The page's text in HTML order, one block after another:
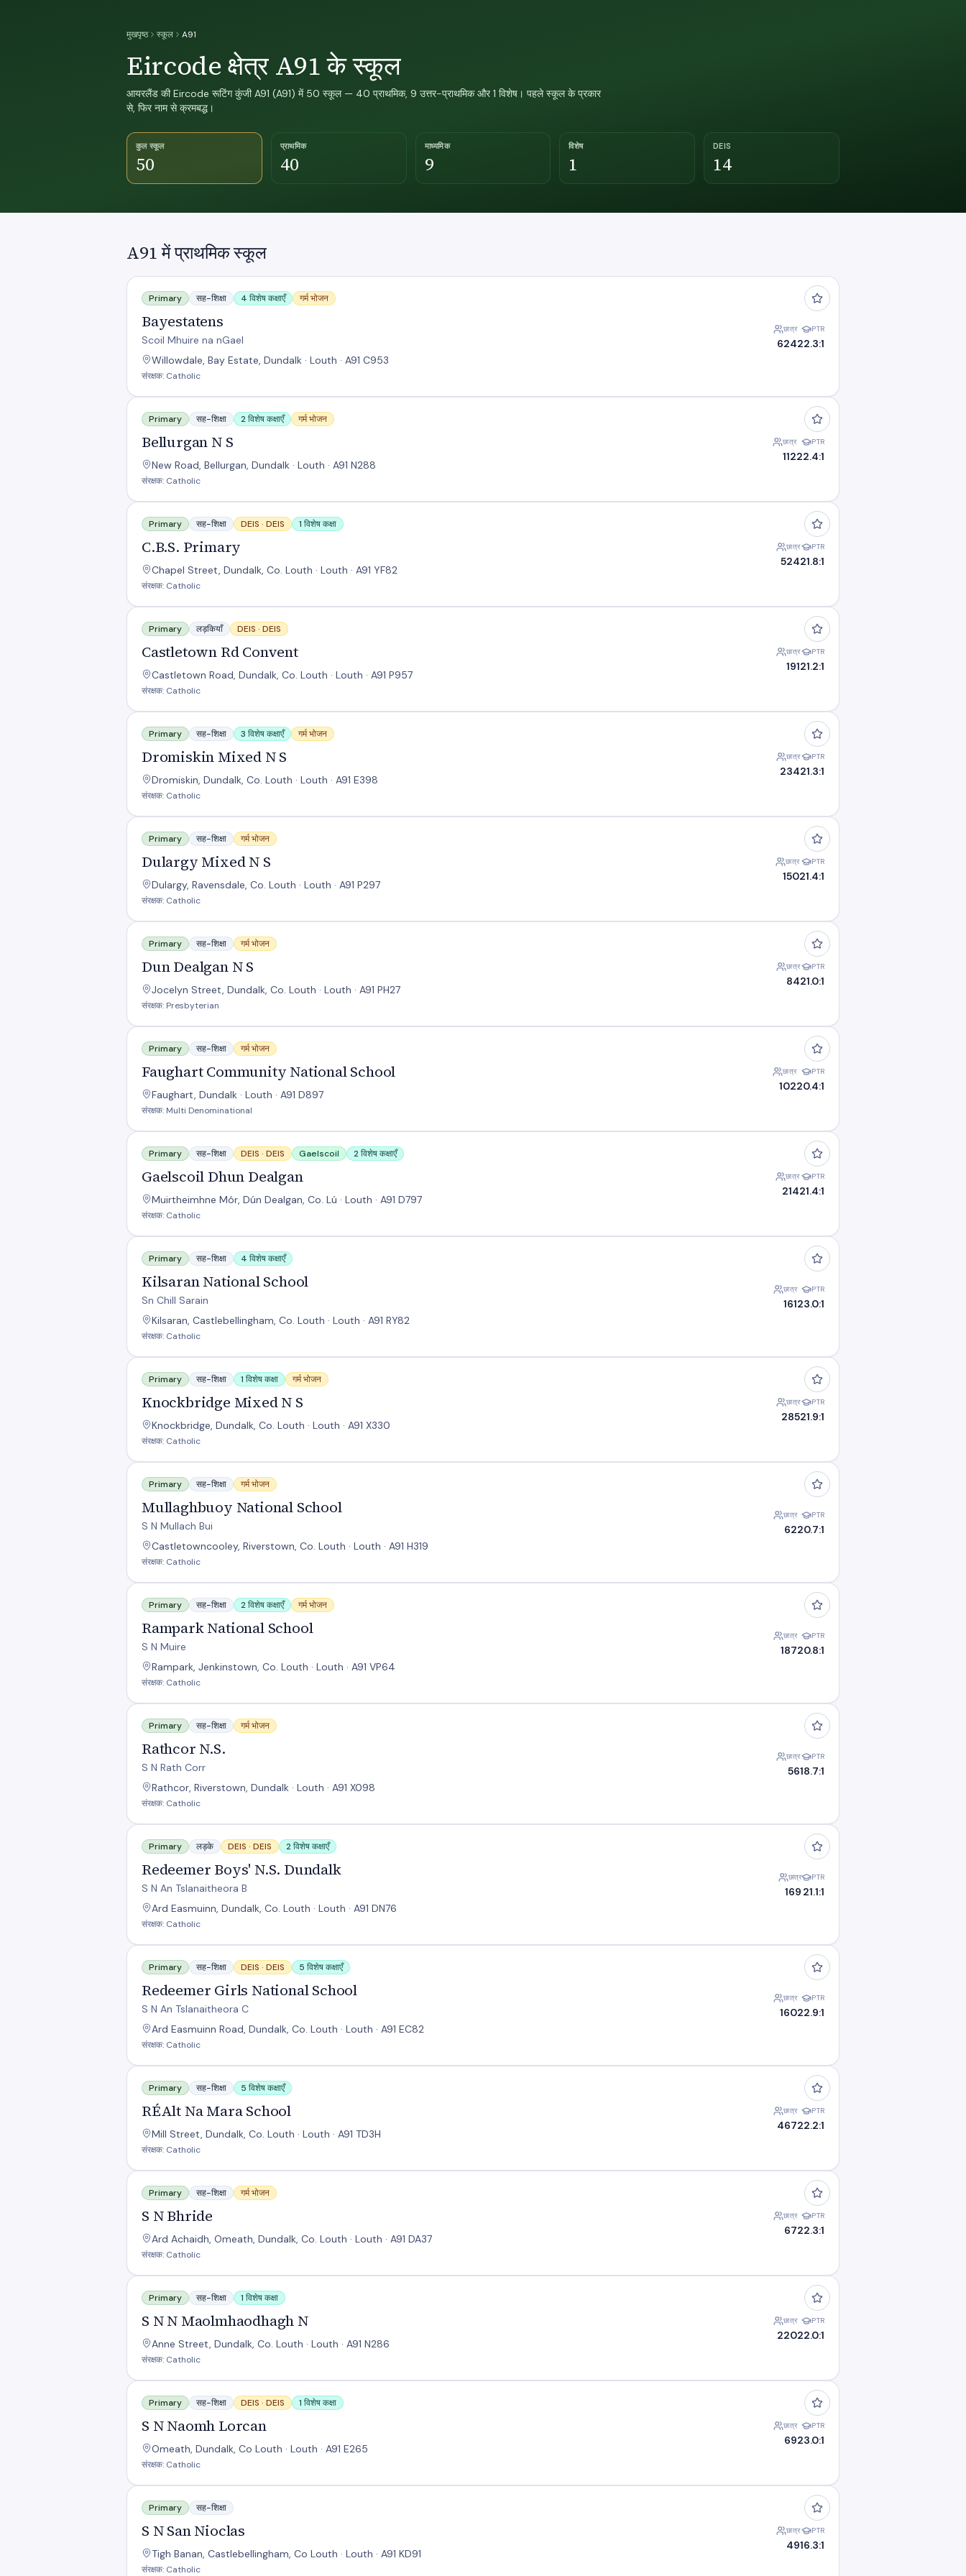
मुखपृष्ठ स्कूल A91
Eircode क्षेत्र A91 के स्कूल
आयरलैंड की Eircode रूटिंग कुंजी A91 (A91) में 50 स्कूल — 40 प्राथमिक, 9 उत्तर-प्राथमिक और 1 विशेष। पहले स्कूल के प्रकार
से, फिर नाम से क्रमबद्ध।
कुल स्कूल
50
प्राथमिक
40
माध्यमिक
9
विशेष
1
DEIS
14
A91 में प्राथमिक स्कूल
Bayestatens
Primary सह-शिक्षा 4 विशेष कक्षाएँ गर्म भोजन
Bayestatens
Scoil Mhuire na nGael
Willowdale, Bay Estate, Dundalk · Louth · A91 C953
संरक्षक: Catholic
छात्र
624
PTR
22.3:1
Bellurgan N S
Primary सह-शिक्षा 2 विशेष कक्षाएँ गर्म भोजन
Bellurgan N S
New Road, Bellurgan, Dundalk · Louth · A91 N288
संरक्षक: Catholic
छात्र
112
PTR
22.4:1
C.B.S. Primary
Primary सह-शिक्षा DEIS · DEIS 1 विशेष कक्षा
C.B.S. Primary
Chapel Street, Dundalk, Co. Louth · Louth · A91 YF82
संरक्षक: Catholic
छात्र
524
PTR
21.8:1
Castletown Rd Convent
Primary लड़कियाँ DEIS · DEIS
Castletown Rd Convent
Castletown Road, Dundalk, Co. Louth · Louth · A91 P957
संरक्षक: Catholic
छात्र
191
PTR
21.2:1
Dromiskin Mixed N S
Primary सह-शिक्षा 3 विशेष कक्षाएँ गर्म भोजन
Dromiskin Mixed N S
Dromiskin, Dundalk, Co. Louth · Louth · A91 E398
संरक्षक: Catholic
छात्र
234
PTR
21.3:1
Dulargy Mixed N S
Primary सह-शिक्षा गर्म भोजन
Dulargy Mixed N S
Dulargy, Ravensdale, Co. Louth · Louth · A91 P297
संरक्षक: Catholic
छात्र
150
PTR
21.4:1
Dun Dealgan N S
Primary सह-शिक्षा गर्म भोजन
Dun Dealgan N S
Jocelyn Street, Dundalk, Co. Louth · Louth · A91 PH27
संरक्षक: Presbyterian
छात्र
84
PTR
21.0:1
Faughart Community National School
Primary सह-शिक्षा गर्म भोजन
Faughart Community National School
Faughart, Dundalk · Louth · A91 D897
संरक्षक: Multi Denominational
छात्र
102
PTR
20.4:1
Gaelscoil Dhun Dealgan
Primary सह-शिक्षा DEIS · DEIS Gaelscoil 2 विशेष कक्षाएँ
Gaelscoil Dhun Dealgan
Muirtheimhne Mór, Dún Dealgan, Co. Lú · Louth · A91 D797
संरक्षक: Catholic
छात्र
214
PTR
21.4:1
Kilsaran National School
Primary सह-शिक्षा 4 विशेष कक्षाएँ
Kilsaran National School
Sn Chill Sarain
Kilsaran, Castlebellingham, Co. Louth · Louth · A91 RY82
संरक्षक: Catholic
छात्र
161
PTR
23.0:1
Knockbridge Mixed N S
Primary सह-शिक्षा 1 विशेष कक्षा गर्म भोजन
Knockbridge Mixed N S
Knockbridge, Dundalk, Co. Louth · Louth · A91 X330
संरक्षक: Catholic
छात्र
285
PTR
21.9:1
Mullaghbuoy National School
Primary सह-शिक्षा गर्म भोजन
Mullaghbuoy National School
S N Mullach Bui
Castletowncooley, Riverstown, Co. Louth · Louth · A91 H319
संरक्षक: Catholic
छात्र
62
PTR
20.7:1
Rampark National School
Primary सह-शिक्षा 2 विशेष कक्षाएँ गर्म भोजन
Rampark National School
S N Muire
Rampark, Jenkinstown, Co. Louth · Louth · A91 VP64
संरक्षक: Catholic
छात्र
187
PTR
20.8:1
Rathcor N.S.
Primary सह-शिक्षा गर्म भोजन
Rathcor N.S.
S N Rath Corr
Rathcor, Riverstown, Dundalk · Louth · A91 X098
संरक्षक: Catholic
छात्र
56
PTR
18.7:1
Redeemer Boys' N.S. Dundalk
Primary लड़के DEIS · DEIS 2 विशेष कक्षाएँ
Redeemer Boys' N.S. Dundalk
S N An Tslanaitheora B
Ard Easmuinn, Dundalk, Co. Louth · Louth · A91 DN76
संरक्षक: Catholic
छात्र
169
PTR
21.1:1
Redeemer Girls National School
Primary सह-शिक्षा DEIS · DEIS 5 विशेष कक्षाएँ
Redeemer Girls National School
S N An Tslanaitheora C
Ard Easmuinn Road, Dundalk, Co. Louth · Louth · A91 EC82
संरक्षक: Catholic
छात्र
160
PTR
22.9:1
RÉAlt Na Mara School
Primary सह-शिक्षा 5 विशेष कक्षाएँ
RÉAlt Na Mara School
Mill Street, Dundalk, Co. Louth · Louth · A91 TD3H
संरक्षक: Catholic
छात्र
467
PTR
22.2:1
S N Bhride
Primary सह-शिक्षा गर्म भोजन
S N Bhride
Ard Achaidh, Omeath, Dundalk, Co. Louth · Louth · A91 DA37
संरक्षक: Catholic
छात्र
67
PTR
22.3:1
S N N Maolmhaodhagh N
Primary सह-शिक्षा 1 विशेष कक्षा
S N N Maolmhaodhagh N
Anne Street, Dundalk, Co. Louth · Louth · A91 N286
संरक्षक: Catholic
छात्र
220
PTR
22.0:1
S N Naomh Lorcan
Primary सह-शिक्षा DEIS · DEIS 1 विशेष कक्षा
S N Naomh Lorcan
Omeath, Dundalk, Co Louth · Louth · A91 E265
संरक्षक: Catholic
छात्र
69
PTR
23.0:1
S N San Nioclas
Primary सह-शिक्षा
S N San Nioclas
Tigh Banan, Castlebellingham, Co Louth · Louth · A91 KD91
संरक्षक: Catholic
छात्र
49
PTR
16.3:1